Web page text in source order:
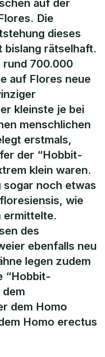
auf der
Die
dieses
bislang rätselhaft.
700.000
auf Flores neue
kleinste je bei
menschlichen
erstmals,
der “Hobbit-
klein waren.
noch etwas
wie
ermittelte.
des
ebenfalls neu
legen zudem
“Hobbit-
dem Homo
Homo erectus